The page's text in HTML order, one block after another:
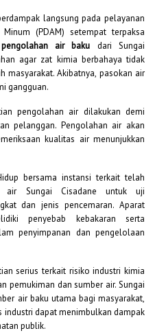
langsung pada pelayanan
(PDAM) setempat terpaksa
air baku dari Sungai
agar zat kimia berbahaya tidak
masyarakat. Akibatnya, pasokan air
gangguan.
pengolahan air dilakukan demi
pelanggan. Pengolahan air akan
kualitas air menunjukkan
bersama instansi terkait telah
air Sungai Cisadane untuk uji
dan jenis pencemaran. Aparat
penyebab kebakaran serta
penyimpanan dan pengelolaan
serius terkait risiko industri kimia
pemukiman dan sumber air. Sungai
air baku utama bagi masyarakat,
industri dapat menimbulkan dampak
publik.